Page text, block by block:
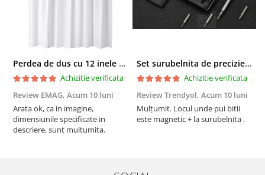
Perdea de dus cu 12 inele plastic incluse, 200x180 cm, alba
Achizitie verificata
Review EMAG, Acum 10 luni
Arata ok, ca in imagine,
dimensiunile specificate in
descriere, sunt multumita.
Set surubelnita de precizie cu 24 de capete, cutie glisanta
Achizitie verificata
Review Trendyol, Acum 10 luni
Mulțumit. Locul unde pui bitii
este magnetic + la surubelnita .